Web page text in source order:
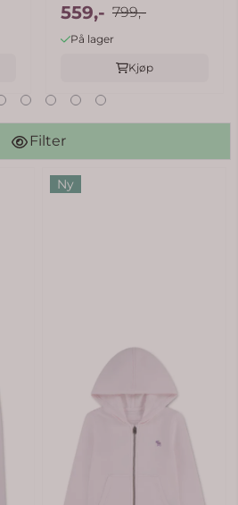
559,- 799,-
På lager
Kjøp
Filter
Ny